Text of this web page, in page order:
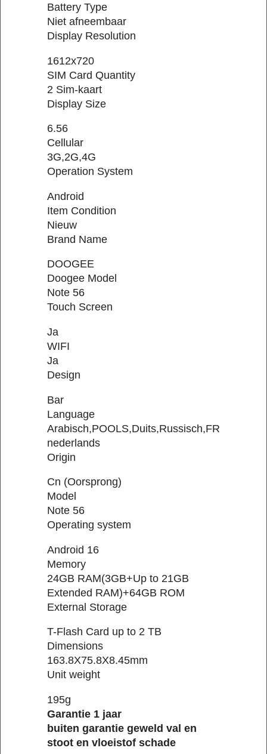
Battery Type
Niet afneembaar
Display Resolution
1612x720
SIM Card Quantity
2 Sim-kaart
Display Size
6.56
Cellular
3G,2G,4G
Operation System
Android
Item Condition
Nieuw
Brand Name
DOOGEE
Doogee Model
Note 56
Touch Screen
Ja
WIFI
Ja
Design
Bar
Language
nederlands
Origin
Cn (Oorsprong)
Model
Note 56
Operating system
Android 16
Memory
24GB RAM(3GB+Up to 21GB
Extended RAM)+64GB ROM
External Storage
T-Flash Card up to 2 TB
Dimensions
163.8X75.8X8.45mm
Unit weight
195g
Garantie 1 jaar
buiten garantie geweld val en
stoot en vloeistof schade